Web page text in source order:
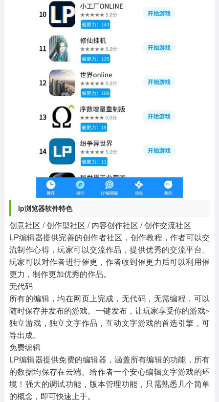
lp浏览器软件特色
创意社区 / 创作型社区 / 内容创作社区 / 创作交流社区
LP编辑器提供完善的创作者社区，创作教程，作者可以交
流制作心得，玩家可以交流作品，提供优秀的交流平台。
玩家可以对作者进行催更，作者收到催更力后可以利用催
更力，制作更加优秀的作品。
无代码
所有的编辑，均在网页上完成，无代码，无需编程，可以
随时保存并发布的游戏。一键发布，让玩家享受你的游戏~
独立游戏，独立文字作品，互动文字游戏的首选引擎，可
导出成。
免费编辑
LP编辑器提供免费的编辑器，涵盖所有编辑的功能，所有
的数据均保存在云端。给作者一个安心编辑文字游戏的环
境！强大的调试功能，版本管理功能，只需熟悉几个简单
的概念，即可快速上手。